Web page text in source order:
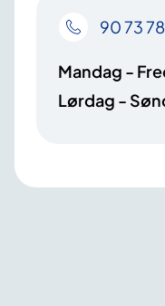
90 73 78
Mandag -
Lørdag -